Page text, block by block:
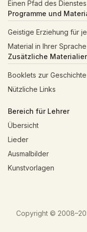
Einen Pfad des
Programme und
Geistige Erziehung für
Material in Ihrer Sprache
Zusätzliche
Booklets zur Geschichte
Nützliche Links
Bereich für Lehrer
Übersicht
Lieder
Ausmalbilder
Kunstvorlagen
Copyright © 2008–